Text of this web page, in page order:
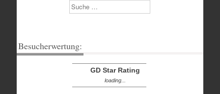
Suchen
Besucherwertung:
GD Star Rating
loading...